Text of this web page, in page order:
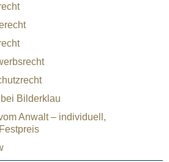
Bilderklau
Anwalt – individuell,